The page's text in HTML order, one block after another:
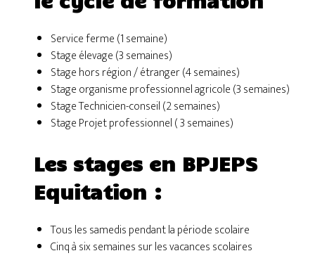
Service ferme (1 semaine)
Stage élevage (3 semaines)
Stage hors région / étranger (4 semaines)
Stage organisme professionnel agricole (3 semaines)
Stage Technicien-conseil (2 semaines)
Stage Projet professionnel ( 3 semaines)
Les stages en BPJEPS
Equitation :
Tous les samedis pendant la période scolaire
Cinq à six semaines sur les vacances scolaires